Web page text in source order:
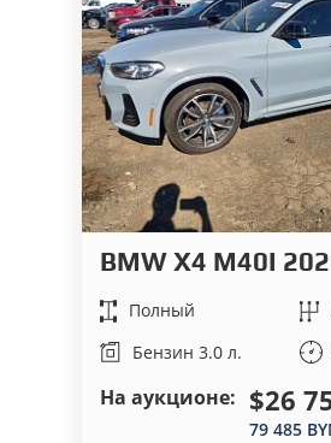
BMW X4 M40I
Полный
Бензин 3.0 л.
На аукционе: $26
79 485